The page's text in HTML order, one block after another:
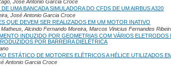
José Antonio Garcia Croce
UMA BANCADA SIMULADORA DO CFDS DE UM AIRBUS A320
José Antonio Garcia Croce
QUE DEVEM SER REALIZADOS EM UM MOTOR INATIVO
Alcindo Fernando Moreira, Marcos Vinicius Fernandes
INDUZIDO POR GEOMETRIAS COM VÁRIOS ELETRODOS
POR BARREIRA DIELÉTRICA
ESTÁTICO DE MOTORES ELÉTRICOS A HÉLICE UTILIZADOS
Antonio Garcia Croce